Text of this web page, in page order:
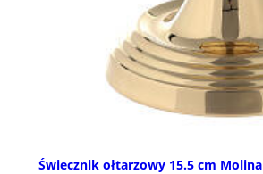
Świecznik ołtarzowy 15.5 cm Molina